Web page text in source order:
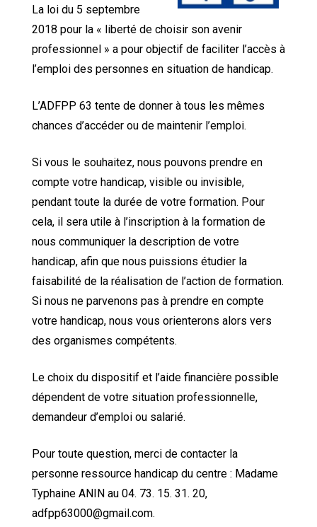
La loi du 5 septembre
2018 pour la « liberté de choisir son avenir
professionnel » a pour objectif de faciliter l’accès à
l’emploi des personnes en situation de handicap.
L’ADFPP 63 tente de donner à tous les mêmes
chances d’accéder ou de maintenir l’emploi.
Si vous le souhaitez, nous pouvons prendre en
compte votre handicap, visible ou invisible,
pendant toute la durée de votre formation. Pour
cela, il sera utile à l’inscription à la formation de
nous communiquer la description de votre
handicap, afin que nous puissions étudier la
faisabilité de la réalisation de l’action de formation.
Si nous ne parvenons pas à prendre en compte
votre handicap, nous vous orienterons alors vers
des organismes compétents.
Le choix du dispositif et l’aide financière possible
dépendent de votre situation professionnelle,
demandeur d’emploi ou salarié.
Pour toute question, merci de contacter la
personne ressource handicap du centre : Madame
Typhaine ANIN au 04. 73. 15. 31. 20,
adfpp63000@gmail.com.